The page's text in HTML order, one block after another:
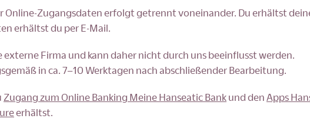
Online-Zugangsdaten erfolgt getrennt voneinander. Du erhältst
erhältst du per E-Mail.
Firma und kann daher nicht durch uns beeinflusst werden.
in ca. 7–10 Werktagen nach abschließender Bearbeitung.
Zugang zum Online Banking Meine Hanseatic Bank und den Apps
erhältst.